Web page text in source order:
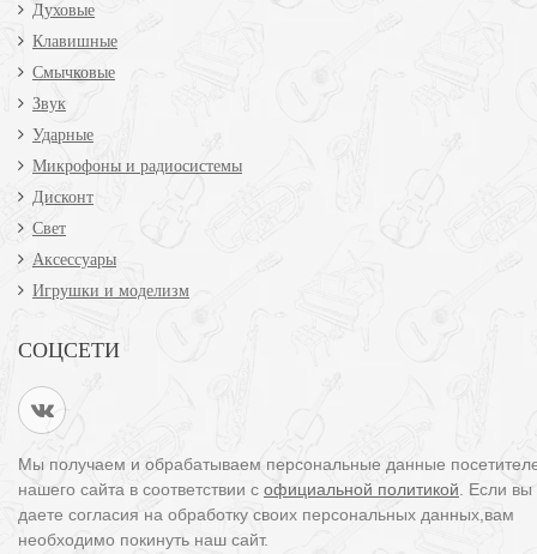
Духовые
Клавишные
Смычковые
Звук
Ударные
Микрофоны и радиосистемы
Дисконт
Свет
Аксессуары
Игрушки и моделизм
СОЦСЕТИ
Мы получаем и обрабатываем персональные данные
нашего сайта в соответствии с официальной политикой . Если
даете согласия на обработку своих персональных данных,вам
необходимо покинуть наш сайт.